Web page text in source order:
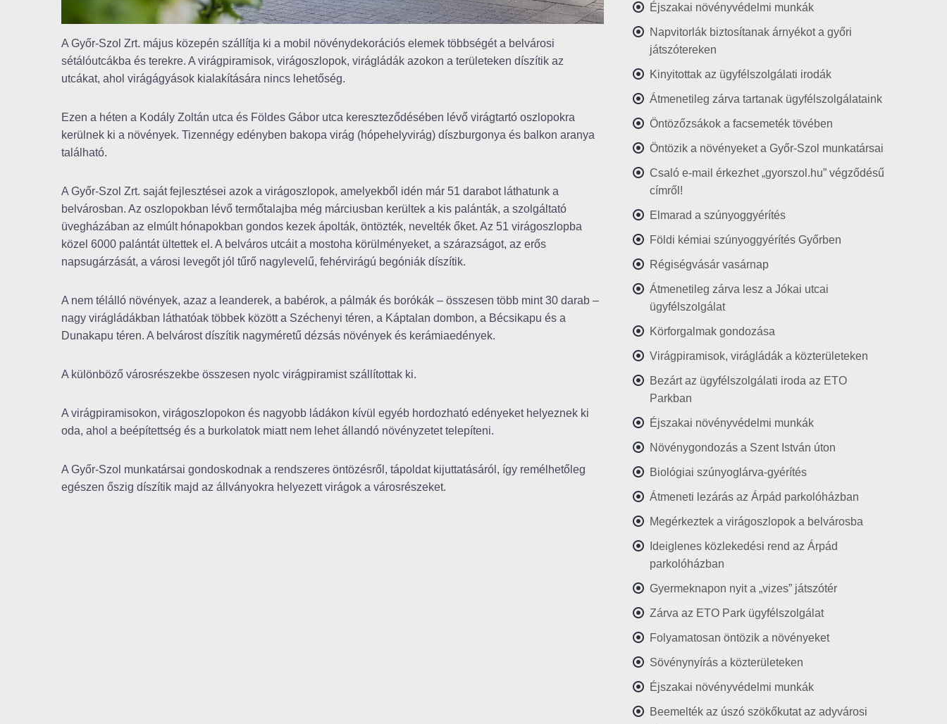
A Győr-Szol Zrt. május közepén szállítja ki a mobil növénydekorációs elemek többségét a belvárosi
sétálóutcákba és terekre. A virágpiramisok, virágoszlopok, virágládák azokon a területeken díszítik az
utcákat, ahol virágágyások kialakítására nincs lehetőség.
Ezen a héten a Kodály Zoltán utca és Földes Gábor utca kereszteződésében lévő virágtartó oszlopokra
kerülnek ki a növények. Tizennégy edényben bakopa virág (hópehelyvirág) díszburgonya és balkon aranya
található.
A Győr-Szol Zrt. saját fejlesztései azok a virágoszlopok, amelyekből idén már 51 darabot láthatunk a
belvárosban. Az oszlopokban lévő termőtalajba még márciusban kerültek a kis palánták, a szolgáltató
üvegházában az elmúlt hónapokban gondos kezek ápolták, öntözték, nevelték őket. Az 51 virágoszlopba
közel 6000 palántát ültettek el. A belváros utcáit a mostoha körülményeket, a szárazságot, az erős
napsugárzását, a városi levegőt jól tűrő nagylevelű, fehérvirágú begóniák díszítik.
A nem télálló növények, azaz a leanderek, a babérok, a pálmák és borókák – összesen több mint 30 darab –
nagy virágládákban láthatóak többek között a Széchenyi téren, a Káptalan dombon, a Bécsikapu és a
Dunakapu téren. A belvárost díszítik nagyméretű dézsás növények és kerámiaedények.
A különböző városrészekbe összesen nyolc virágpiramist szállítottak ki.
A virágpiramisokon, virágoszlopokon és nagyobb ládákon kívül egyéb hordozható edényeket helyeznek ki
oda, ahol a beépítettség és a burkolatok miatt nem lehet állandó növényzetet telepíteni.
A Győr-Szol munkatársai gondoskodnak a rendszeres öntözésről, tápoldat kijuttatásáról, így remélhetőleg
egészen őszig díszítik majd az állványokra helyezett virágok a városrészeket.
Éjszakai növényvédelmi munkák
Napvitorlák biztosítanak árnyékot a győri
játszótereken
Kinyitottak az ügyfélszolgálati irodák
Átmenetileg zárva tartanak ügyfélszolgálataink
Öntözőzsákok a facsemeték tövében
Öntözik a növényeket a Győr-Szol munkatársai
Csaló e-mail érkezhet „gyorszol.hu” végződésű
címről!
Elmarad a szúnyoggyérítés
Földi kémiai szúnyoggyérítés Győrben
Régiségvásár vasárnap
Átmenetileg zárva lesz a Jókai utcai
ügyfélszolgálat
Körforgalmak gondozása
Virágpiramisok, virágládák a közterületeken
Bezárt az ügyfélszolgálati iroda az ETO
Parkban
Éjszakai növényvédelmi munkák
Növénygondozás a Szent István úton
Biológiai szúnyoglárva-gyérítés
Átmeneti lezárás az Árpád parkolóházban
Megérkeztek a virágoszlopok a belvárosba
Ideiglenes közlekedési rend az Árpád
parkolóházban
Gyermeknapon nyit a „vizes” játszótér
Zárva az ETO Park ügyfélszolgálat
Folyamatosan öntözik a növényeket
Sövénynyírás a közterületeken
Éjszakai növényvédelmi munkák
Beemelték az úszó szökőkutat az adyvárosi